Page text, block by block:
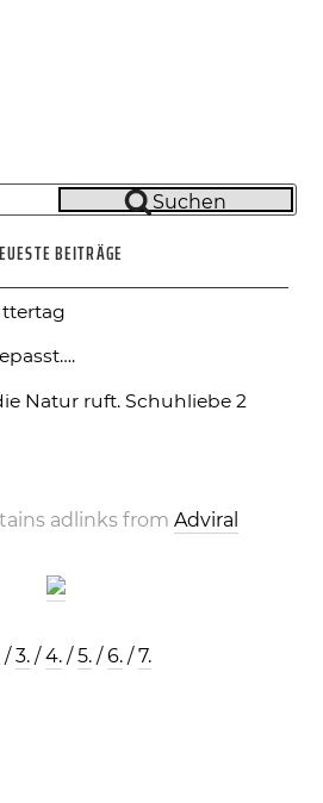
Suchen
BEITRÄGE
Natur ruft. Schuhliebe 2
adlinks fromAdviral
/3. /4. /5. /6. /7.